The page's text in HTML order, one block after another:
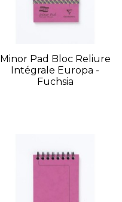
Minor Pad Bloc Reliure
Intégrale Europa -
Fuchsia